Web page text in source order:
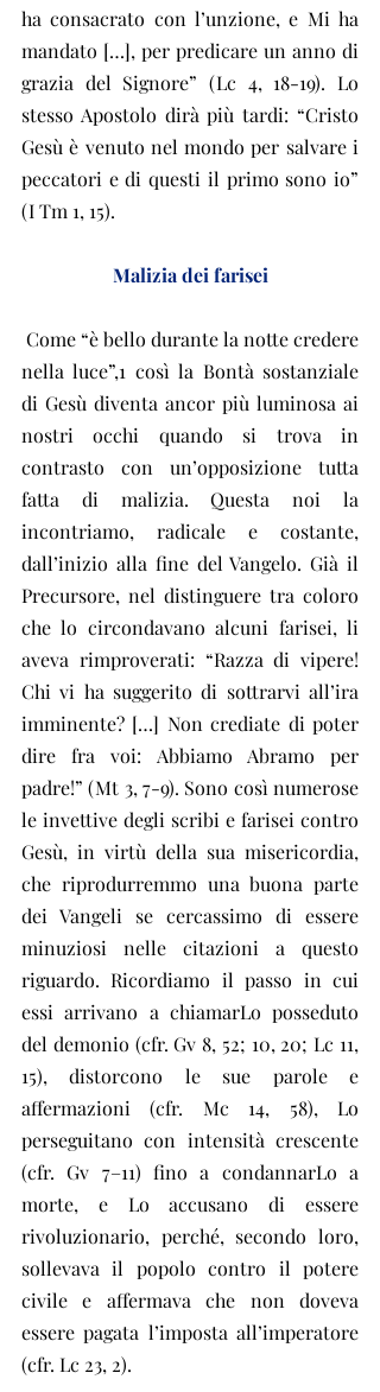
ha consacrato con l’unzione, e Mi ha
mandato […], per predicare un anno di
grazia del Signore” (Lc 4, 18-19). Lo
stesso Apostolo dirà più tardi: “Cristo
Gesù è venuto nel mondo per salvare i
peccatori e di questi il primo sono io”
(I Tm 1, 15).
Malizia dei farisei
nella luce”,1 così la Bontà sostanziale
di Gesù diventa ancor più luminosa ai
nostri occhi quando si trova in
contrasto con un’opposizione tutta
fatta di malizia. Questa noi la
incontriamo, radicale e costante,
dall’inizio alla fine del Vangelo. Già il
Precursore, nel distinguere tra coloro
che lo circondavano alcuni farisei, li
aveva rimproverati: “Razza di vipere!
Chi vi ha suggerito di sottrarvi all’ira
imminente? […] Non crediate di poter
dire fra voi: Abbiamo Abramo per
padre!” (Mt 3, 7-9). Sono così numerose
le invettive degli scribi e farisei contro
Gesù, in virtù della sua misericordia,
che riprodurremmo una buona parte
dei Vangeli se cercassimo di essere
minuziosi nelle citazioni a questo
riguardo. Ricordiamo il passo in cui
essi arrivano a chiamarLo posseduto
del demonio (cfr. Gv 8, 52; 10, 20; Lc 11,
15), distorcono le sue parole e
affermazioni (cfr. Mc 14, 58), Lo
perseguitano con intensità crescente
(cfr. Gv 7–11) fino a condannarLo a
morte, e Lo accusano di essere
rivoluzionario, perché, secondo loro,
sollevava il popolo contro il potere
civile e affermava che non doveva
essere pagata l’imposta all’imperatore
(cfr. Lc 23, 2).